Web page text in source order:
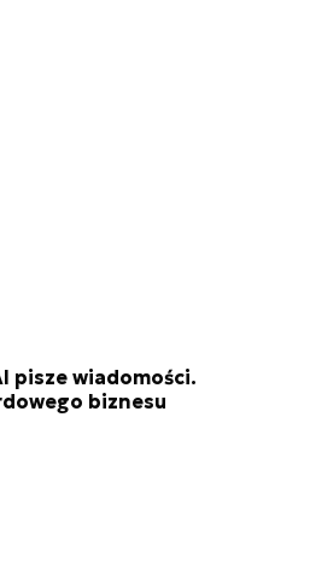
pisze wiadomości.
biznesu